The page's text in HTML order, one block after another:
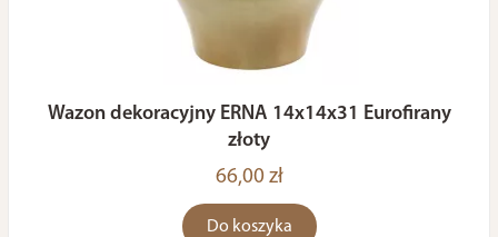
Wazon dekoracyjny ERNA 14x14x31 Eurofirany
złoty
66,00 zł
Do koszyka